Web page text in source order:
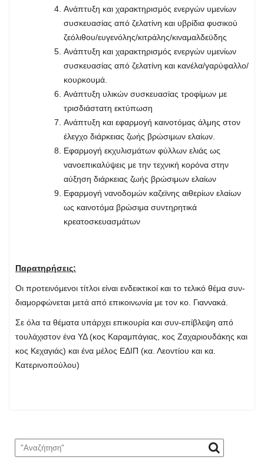
Ανάπτυξη και χαρακτηρισμός ενεργών υμενίων
συσκευασίας από ζελατίνη και υβρίδια φυσικού
ζεόλιθου/ευγενόλης/κιτράλης/κιναμαλδεϋδης
Ανάπτυξη και χαρακτηρισμός ενεργών υμενίων
συσκευασίας από ζελατίνη και κανέλα/γαρύφαλλο/
κουρκουμά.
Ανάπτυξη υλικών συσκευασίας τροφίμων με
τρισδιάστατη εκτύπωση
Ανάπτυξη και εφαρμογή καινοτόμας άλμης στον
έλεγχο διάρκειας ζωής βρώσιμων ελαίων.
Εφαρμογή εκχυλισμάτων φύλλων ελιάς ως
νανοεπικαλύψεις με την τεχνική κορόνα στην
αύξηση διάρκειας ζωής βρώσιμων ελαίων
Εφαρμογή νανοδομών καζεϊνης αιθερίων ελαίων
ως καινοτόμα βρώσιμα συντηρητικά
κρεατοσκευασμάτων
Παρατηρήσεις:
Οι προτεινόμενοι τίτλοι είναι ενδεικτικοί και το τελικό θέμα συν-
διαμορφώνεται μετά από επικοινωνία με τον κο. Γιαννακά.
Σε όλα τα θέματα υπάρχει επικουρία και συν-επίβλεψη από
τουλάχιστον ένα ΥΔ (κος Καραμπάγιας, κος Ζαχαριουδάκης και
κος Κεχαγιάς) και ένα μέλος ΕΔΙΠ (κα. Λεοντίου και κα.
Κατερινοπούλου)